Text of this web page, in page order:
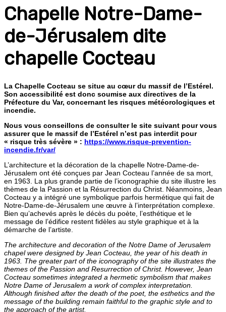
Chapelle Notre-Dame-
de-Jérusalem dite
chapelle Cocteau
La Chapelle Cocteau se situe au cœur du massif de l’Estérel.
Son accessibilité est donc soumise aux directives de la
Préfecture du Var, concernant les risques météorologiques et
incendie.
Nous vous conseillons de consulter le site suivant pour vous
assurer que le massif de l’Estérel n’est pas interdit pour
« risque très sévère » : https://www.risque-prevention-
incendie.fr/var/
L’architecture et la décoration de la chapelle Notre-Dame-de-
Jérusalem ont été conçues par Jean Cocteau l’année de sa mort,
en 1963. La plus grande partie de l’iconographie du site illustre les
thèmes de la Passion et la Résurrection du Christ. Néanmoins, Jean
Cocteau y a intégré une symbolique parfois hermétique qui fait de
Notre-Dame-de-Jérusalem une œuvre à l’interprétation complexe.
Bien qu’achevés après le décès du poète, l’esthétique et le
message de l’édifice restent fidèles au style graphique et à la
démarche de l’artiste.
The architecture and decoration of the Notre Dame of Jerusalem
chapel were designed by Jean Cocteau, the year of his death in
1963. The greater part of the iconography of the site illustrates the
themes of the Passion and Resurrection of Christ. However, Jean
Cocteau sometimes integrated a hermetic symbolism that makes
Notre Dame of Jerusalem a work of complex interpretation.
Although finished after the death of the poet, the esthetics and the
message of the building remain faithful to the graphic style and to
the approach of the artist.